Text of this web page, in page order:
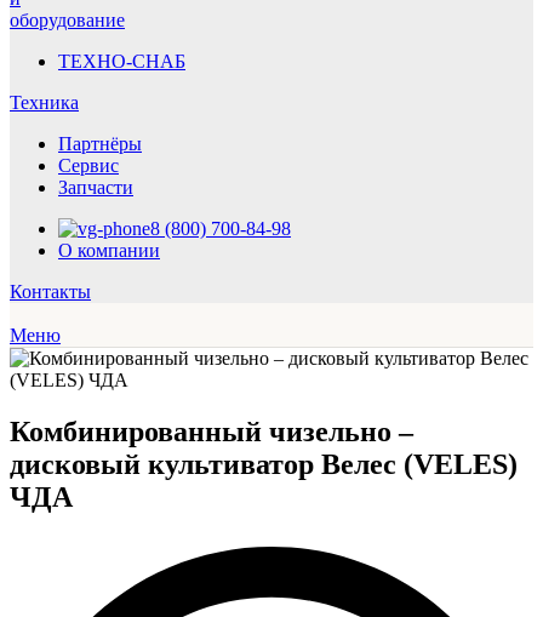
ТЕХНО-СНАБ
Техника
Партнёры
Сервис
Запчасти
8 (800) 700-84-98
О компании
Контакты
Меню
Комбинированный чизельно –
дисковый культиватор Велес (VELES)
ЧДА